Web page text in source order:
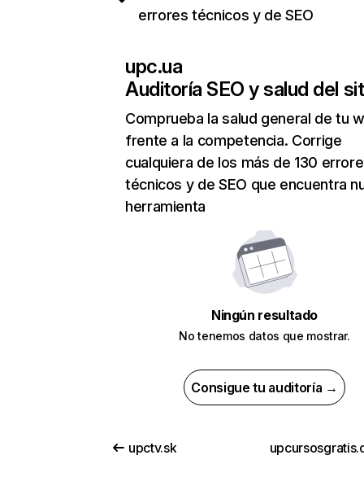
errores técnicos y de SEO
upc.ua
Auditoría SEO y salud del
Comprueba la salud general de tu
frente a la competencia. Corrige
cualquiera de los más de 130
técnicos y de SEO que encuentra
herramienta
Ningún resultado
No tenemos datos que mostrar.
Consigue tu auditoría →
upctv.sk